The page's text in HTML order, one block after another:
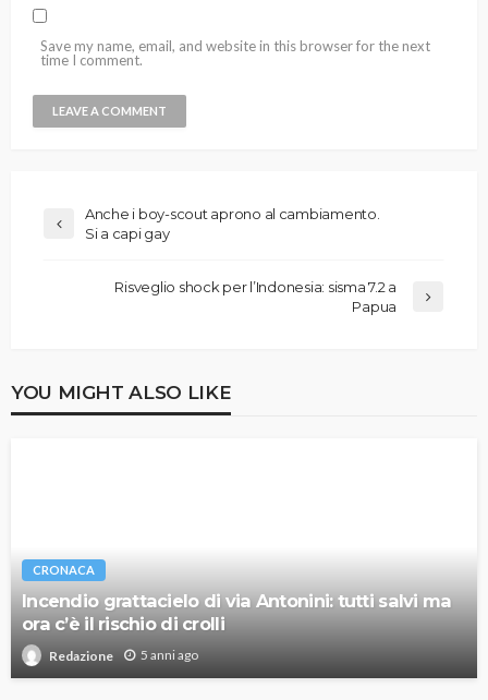
Save my name, email, and website in this browser for the next
time I comment.
Anche i boy-scout aprono al cambiamento.
Si a capi gay
Risveglio shock per l’Indonesia: sisma 7.2 a
Papua
YOU MIGHT ALSO LIKE
CRONACA
Incendio grattacielo di via Antonini: tutti salvi ma
ora c’è il rischio di crolli
Redazione 5 anni ago